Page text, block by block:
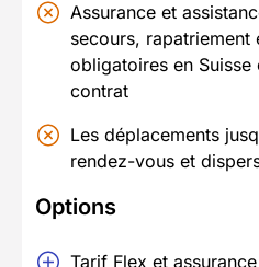
Assurance et
secours, rapatriement
obligatoires en
contrat
Les déplacements
rendez-vous et
Options
Tarif Flex et assurance